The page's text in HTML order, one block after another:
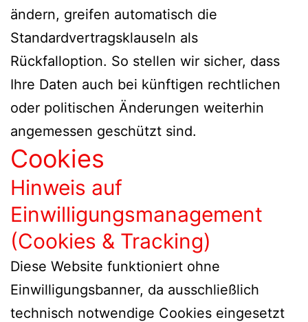
ändern, greifen automatisch die
Standardvertragsklauseln als
Rückfalloption. So stellen wir sicher, dass
Ihre Daten auch bei künftigen rechtlichen
oder politischen Änderungen weiterhin
angemessen geschützt sind.
Cookies
Hinweis auf
Einwilligungsmanagement
(Cookies & Tracking)
Diese Website funktioniert ohne
Einwilligungsbanner, da ausschließlich
technisch notwendige Cookies eingesetzt